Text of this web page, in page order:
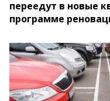
переедут в новые
программе